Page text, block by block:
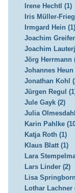
Irene Hechtl (1)
Iris Müller-
Irmgard Hein (1)
Joachim
Joachim
Jörg Herrmann
Johannes Heun
Jonathan Kohl
Jürgen Regul
Jule Gayk (2)
Julia
Karin Pahlke
Katja Roth (1)
Klaus Blatt (1)
Lara
Lars Linder (2)
Lisa
Lothar Lachner